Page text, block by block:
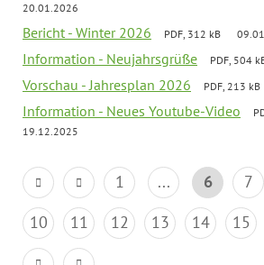
20.01.2026
Bericht - Winter 2026 PDF, 312 kB
Information - Neujahrsgrüße PDF, 504
Vorschau - Jahresplan 2026 PDF, 213 kB
Information - Neues Youtube-Video
19.12.2025
1 ... 6 7
10
11 12 13 14 15